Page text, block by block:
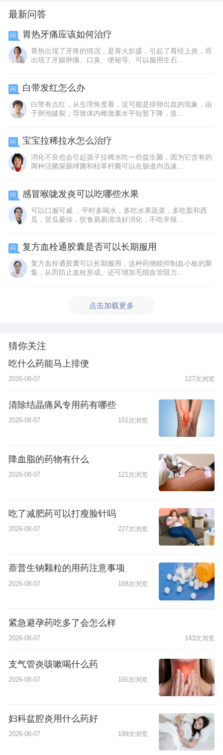
最新问答
问 胃热牙痛应该如何治疗
胃热出现了牙疼的情况，是胃火炽盛，引起了胃经上炎，而
出现了牙龈肿痛、口臭、便秘等。可以服用生石...
问 白带发红怎么办
白带有点红，从生理角度看，这可能是排卵出血的现象，由
于卵泡破裂，导致体内雌激素水平短暂下降，造...
问 宝宝拉稀拉水怎么治疗
消化不良也会引起孩子拉稀水吃一些益生菌，因为它含有的
两种活菌屎肠球菌和枯草杆菌可以在肠道内迅速...
问 感冒喉咙发炎可以吃哪些水果
可以口服可威 ，平时多喝水，多吃水果蔬菜，多吃梨和西
瓜，苦瓜最佳，饮食易易清淡好消化，不吃辛辣...
问 复方血栓通胶囊是否可以长期服用
复方血栓通胶囊可以长期服用，这种药物能抑制血小板的聚
集，从而防止血栓形成。还可增加毛细血管阻力...
点击加载更多
猜你关注
吃什么药能马上排便
2026-08-07 127次浏览
清除结晶痛风专用药有哪些
2026-08-07 151次浏览
降血脂的药物有什么
2026-08-07 121次浏览
吃了减肥药可以打瘦脸针吗
2026-08-07 227次浏览
萘普生钠颗粒的用药注意事项
2026-08-07 168次浏览
紧急避孕药吃多了会怎么样
2026-08-07 143次浏览
支气管炎咳嗽喝什么药
2026-08-07 165次浏览
妇科盆腔炎用什么药好
2026-08-07 199次浏览